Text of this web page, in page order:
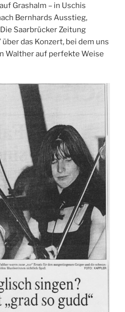
Grashalm – in Uschis
Bernhards Ausstieg,
Saarbrücker Zeitung
das Konzert, bei dem uns
Walther auf perfekte Weise